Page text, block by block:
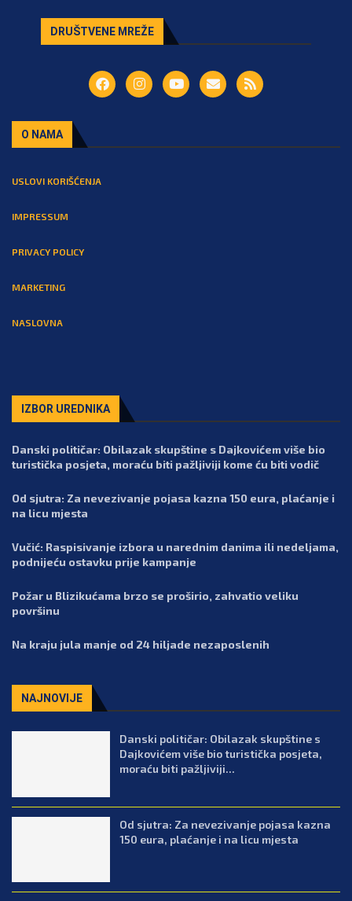
DRUŠTVENE MREŽE
O NAMA
USLOVI KORIŠĆENJA
IMPRESSUM
PRIVACY POLICY
MARKETING
NASLOVNA
IZBOR UREDNIKA
Danski političar: Obilazak skupštine s Dajkovićem više bio
turistička posjeta, moraću biti pažljiviji kome ću biti vodič
Od sjutra: Za nevezivanje pojasa kazna 150 eura, plaćanje i
na licu mjesta
Vučić: Raspisivanje izbora u narednim danima ili nedeljama,
podnijeću ostavku prije kampanje
Požar u Blizikućama brzo se proširio, zahvatio veliku
površinu
Na kraju jula manje od 24 hiljade nezaposlenih
NAJNOVIJE
Danski političar: Obilazak skupštine s
Dajkovićem više bio turistička posjeta,
moraću biti pažljiviji...
Od sjutra: Za nevezivanje pojasa kazna
150 eura, plaćanje i na licu mjesta